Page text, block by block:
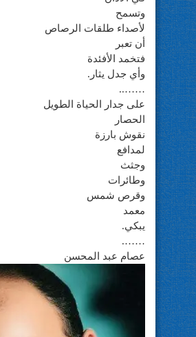
وتسمح
لأصداء طلقات الرصاص
أن تعبر
فتخمد الأفئدة
وأي جدل يثار.
……..
على جدار الحياة الطويل
الحصار
نقوش بارزة
لمدافع
وجثث
وطائرات
وقرص شمس
معمد
يبكي.
…….
عصام عبد المحسن